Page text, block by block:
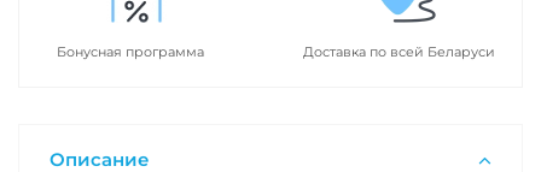
Бонусная программа Доставка по всей Беларуси
Описание